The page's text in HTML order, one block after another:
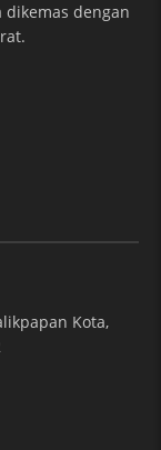
dengan
Kota,